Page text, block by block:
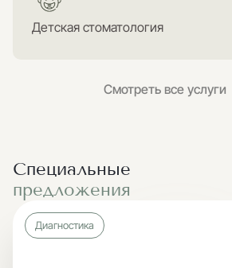
Детская стоматология
Смотреть все услуги
Специальные
предложения
Диагностика